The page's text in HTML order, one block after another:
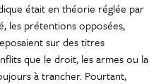
était en théorie réglée par
les prétentions opposées,
sur des titres
que le droit, les armes ou la
à trancher. Pourtant,